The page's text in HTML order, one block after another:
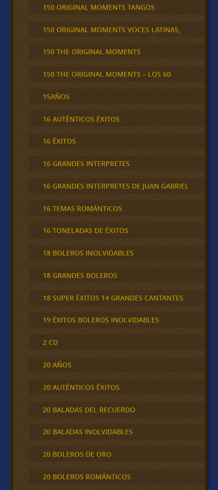
150 ORIGINAL MOMENTS TANGOS
150 ORIGINAL MOMENTS VOCES LATINAS,
150 THE ORIGINAL MOMENTS
150 THE ORIGINAL MOMENTS – LOS 60
15AÑOS
16 AUTÉNTICOS ÉXITOS
16 ÉXITOS
16 GRANDES INTERPRETES
16 GRANDES INTERPRETES DE JUAN GABRIEL
16 TEMAS ROMÁNTICOS
16 TONELADAS DE ÉXITOS
18 BOLEROS INOLVIDABLES
18 GRANDES BOLEROS
18 SUPER ÉXITOS 14 GRANDES CANTANTES
19 ÉXITOS BOLEROS INOLVIDABLES
2 CD
20 AÑOS
20 AUTÉNTICOS ÉXITOS
20 BALADAS DEL RECUERDO
20 BALADAS INOLVIDABLES
20 BOLEROS DE ORO
20 BOLEROS ROMÁNTICOS